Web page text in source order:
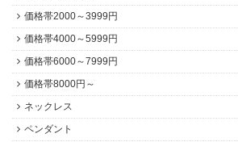
価格帯2000～3999円
価格帯4000～5999円
価格帯6000～7999円
価格帯8000円～
ネックレス
ペンダント